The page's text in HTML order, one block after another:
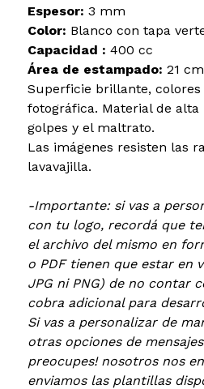
Espesor: 3 mm
Color: Blanco con tapa
Capacidad : 400 cc
Área de estampado: 21
Superficie brillante,
fotográfica. Material de alta
golpes y el maltrato.
Las imágenes resisten las
lavavajilla.
-Importante: si vas a
con tu logo, recordá que
el archivo del mismo en
o PDF tienen que estar en
JPG ni PNG) de no contar
cobra adicional para
Si vas a personalizar de
otras opciones de
preocupes! nosotros nos
enviamos las plantillas